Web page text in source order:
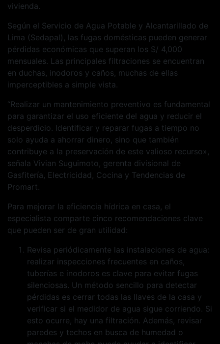
vivienda.
Según el Servicio de Agua Potable y Alcantarillado de
Lima (Sedapal), las fugas domésticas pueden generar
pérdidas económicas que superan los S/ 4,000
mensuales. Las principales filtraciones se encuentran
en duchas, inodoros y caños, muchas de ellas
imperceptibles a simple vista.
“Realizar un mantenimiento preventivo es fundamental
para garantizar el uso eficiente del agua y reducir el
desperdicio. Identificar y reparar fugas a tiempo no
solo ayuda a ahorrar dinero, sino que también
contribuye a la preservación de este valioso recurso»,
señala Vivian Suguimoto, gerenta divisional de
Gasfitería, Electricidad, Cocina y Tendencias de
Promart.
Para mejorar la eficiencia hídrica en casa, el
especialista comparte cinco recomendaciones clave
que pueden ser de gran utilidad:
Revisa periódicamente las instalaciones de agua:
realizar inspecciones frecuentes en caños,
tuberías e inodoros es clave para evitar fugas
silenciosas. Un método sencillo para detectar
pérdidas es cerrar todas las llaves de la casa y
verificar si el medidor de agua sigue corriendo. Si
esto ocurre, hay una filtración. Además, revisar
paredes y techos en busca de humedad o